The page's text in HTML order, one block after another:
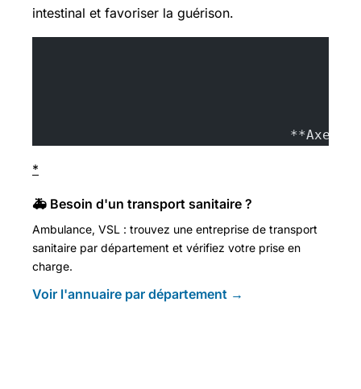
intestinal et favoriser la guérison.
**Axel
*
🚑 Besoin d'un transport sanitaire ?
Ambulance, VSL : trouvez une entreprise de transport
sanitaire par département et vérifiez votre prise en
charge.
Voir l'annuaire par département →